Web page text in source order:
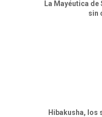
La Mayéutica
sin
Hibakusha, los